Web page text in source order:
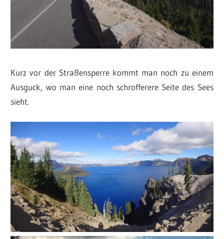
Kurz vor der Straßensperre kommt man noch zu einem
Ausguck, wo man eine noch schrofferere Seite des Sees
sieht.